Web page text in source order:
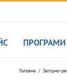
ПРОГРАМИ
Головна Запірно-